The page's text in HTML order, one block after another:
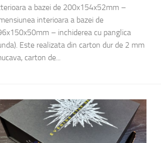
a bazei de 200x154x52mm –
interioara a bazei de
– inchiderea cu panglica
Este realizata din carton dur de 2 mm
carton de...